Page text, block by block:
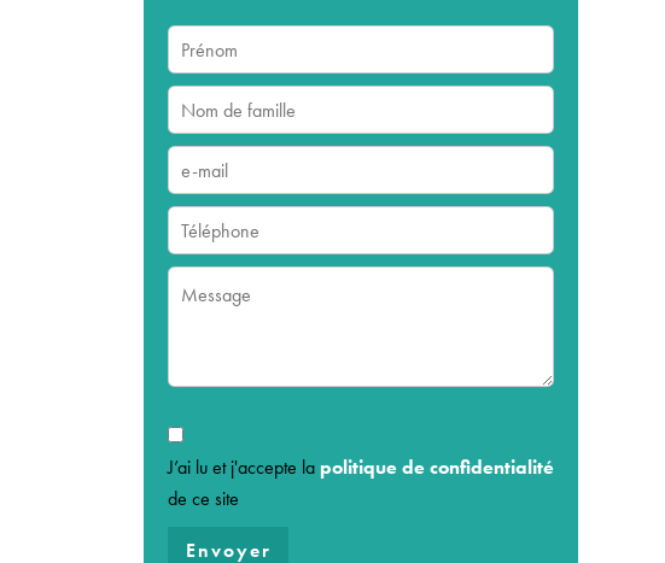
J’ai lu et j'accepte la politique de confidentialité
de ce site
Envoyer